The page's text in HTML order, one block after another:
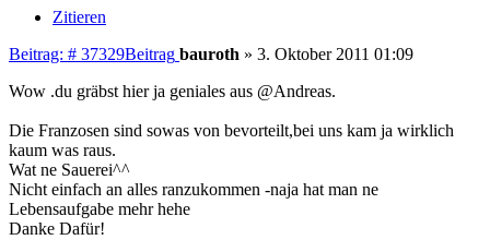
Zitieren
Beitrag: # 37329Beitrag bauroth » 3. Oktober 2011 01:09
Wow .du gräbst hier ja geniales aus @Andreas.
Die Franzosen sind sowas von bevorteilt,bei uns kam ja wirklich
kaum was raus.
Wat ne Sauerei^^
Nicht einfach an alles ranzukommen -naja hat man ne
Lebensaufgabe mehr hehe
Danke Dafür!